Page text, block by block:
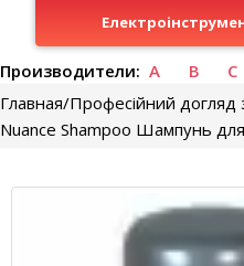
Производители: A B C
Главная Професійний догляд
Nuance Shampoo Шампунь